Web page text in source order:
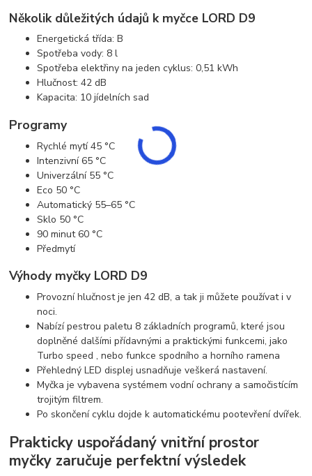
Několik důležitých údajů k myčce LORD D9
Energetická třída: B
Spotřeba vody: 8 l
Spotřeba elektřiny na jeden cyklus: 0,51 kWh
Hlučnost: 42 dB
Kapacita: 10 jídelních sad
Programy
Rychlé mytí 45 °C
Intenzivní 65 °C
Univerzální 55 °C
Eco 50 °C
Automatický 55–65 °C
Sklo 50 °C
90 minut 60 °C
Předmytí
Výhody myčky LORD D9
Provozní hlučnost je jen 42 dB, a tak ji můžete používat i v
noci.
Nabízí pestrou paletu 8 základních programů, které jsou
doplněné dalšími přídavnými a praktickými funkcemi, jako
Turbo speed , nebo funkce spodního a horního ramena
Přehledný LED displej usnadňuje veškerá nastavení.
Myčka je vybavena systémem vodní ochrany a samočistícím
trojitým filtrem.
Po skončení cyklu dojde k automatickému pootevření dvířek.
Prakticky uspořádaný vnitřní prostor
myčky zaručuje perfektní výsledek